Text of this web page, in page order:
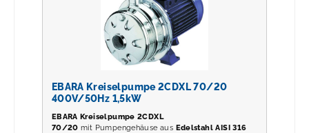
EBARA Kreiselpumpe 2CDXL 70/20
400V/50Hz 1,5kW
EBARA Kreiselpumpe 2CDXL
70/20 mit Pumpengehäuse aus Edelstahl AISI 316